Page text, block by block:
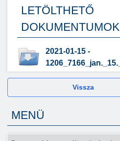
LETÖLTHETŐ
DOKUMENTUMOK
2021-01-15 -
Vissza
MENÜ